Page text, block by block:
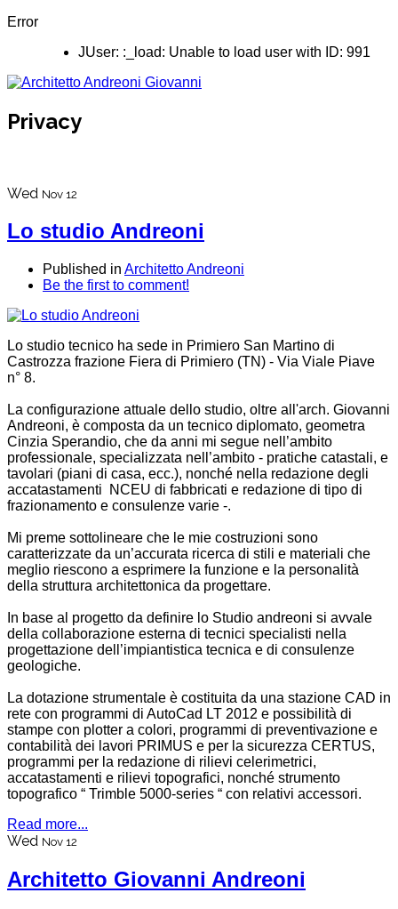
Error
JUser: :_load: Unable to load user with ID: 991
Privacy
Wed Nov 12
Lo studio Andreoni
Published in Architetto Andreoni
Be the first to comment!
Lo studio tecnico ha sede in Primiero San Martino di
Castrozza frazione Fiera di Primiero (TN) - Via Viale Piave
n° 8.
La configurazione attuale dello studio, oltre all'arch. Giovanni
Andreoni, è composta da un tecnico diplomato, geometra
Cinzia Sperandio, che da anni mi segue nell’ambito
professionale, specializzata nell’ambito - pratiche catastali, e
tavolari (piani di casa, ecc.), nonché nella redazione degli
accatastamenti NCEU di fabbricati e redazione di tipo di
frazionamento e consulenze varie -.
Mi preme sottolineare che le mie costruzioni sono
caratterizzate da un’accurata ricerca di stili e materiali che
meglio riescono a esprimere la funzione e la personalità
della struttura architettonica da progettare.
In base al progetto da definire lo Studio andreoni si avvale
della collaborazione esterna di tecnici specialisti nella
progettazione dell’impiantistica tecnica e di consulenze
geologiche.
La dotazione strumentale è costituita da una stazione CAD in
rete con programmi di AutoCad LT 2012 e possibilità di
stampe con plotter a colori, programmi di preventivazione e
contabilità dei lavori PRIMUS e per la sicurezza CERTUS,
programmi per la redazione di rilievi celerimetrici,
accatastamenti e rilievi topografici, nonché strumento
topografico “ Trimble 5000-series “ con relativi accessori.
Read more...
Wed Nov 12
Architetto Giovanni Andreoni